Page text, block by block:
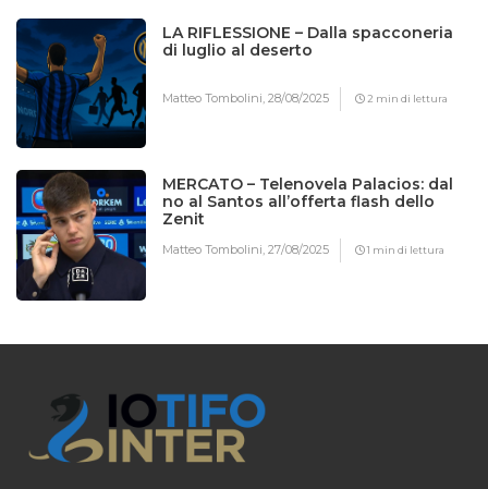
LA RIFLESSIONE – Dalla spacconeria
di luglio al deserto
Matteo Tombolini,28/08/2025 2 min di lettura
MERCATO – Telenovela Palacios: dal
no al Santos all’offerta flash dello
Zenit
Matteo Tombolini,27/08/2025 1 min di lettura